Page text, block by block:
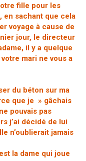
fille pour les
en sachant que cela
voyage à cause de
jour, le directeur
il y a quelque
mari ne vous a
du béton sur ma
que je » gâchais
pouvais pas
j’ai décidé de lui
n’oublierait jamais
la dame qui joue